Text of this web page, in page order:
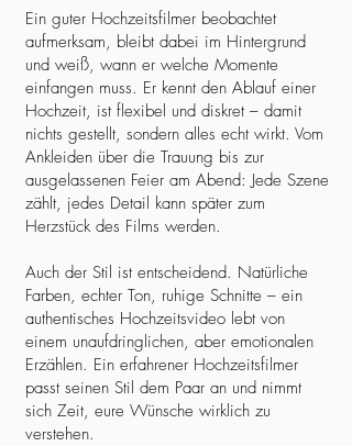
Ein guter Hochzeitsfilmer beobachtet
aufmerksam, bleibt dabei im Hintergrund
und weiß, wann er welche Momente
einfangen muss. Er kennt den Ablauf einer
Hochzeit, ist flexibel und diskret – damit
nichts gestellt, sondern alles echt wirkt. Vom
Ankleiden über die Trauung bis zur
ausgelassenen Feier am Abend: Jede Szene
zählt, jedes Detail kann später zum
Herzstück des Films werden.
Auch der Stil ist entscheidend. Natürliche
Farben, echter Ton, ruhige Schnitte – ein
authentisches Hochzeitsvideo lebt von
einem unaufdringlichen, aber emotionalen
Erzählen. Ein erfahrener Hochzeitsfilmer
passt seinen Stil dem Paar an und nimmt
sich Zeit, eure Wünsche wirklich zu
verstehen.